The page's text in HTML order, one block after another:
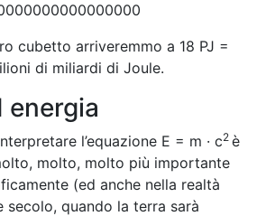
cubetto arriveremmo a 18 PJ =
di miliardi di Joule.
energia
l’equazione E = m · c2 è
molto, molto più importante
(ed anche nella realtà
secolo, quando la terra sarà